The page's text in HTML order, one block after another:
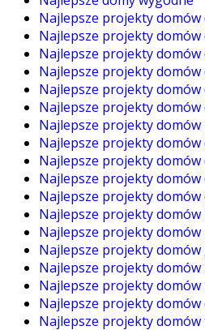
Najlepsze projekty domów
Najlepsze projekty domów
Najlepsze projekty domów
Najlepsze projekty domów
Najlepsze projekty domów
Najlepsze projekty domów
Najlepsze projekty domów
Najlepsze projekty domów
Najlepsze projekty domów
Najlepsze projekty domów
Najlepsze projekty domów
Najlepsze projekty domów
Najlepsze projekty domów
Najlepsze projekty
Najlepsze projekty domów
Najlepsze projekty domów
Najlepsze projekty domów
Najlepsze projekty